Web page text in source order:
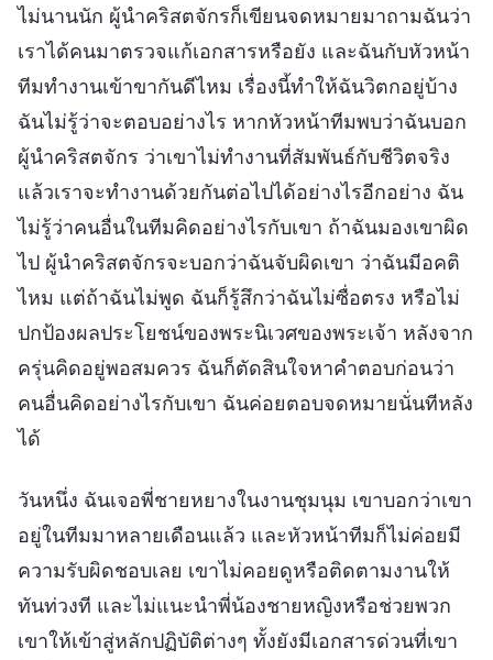
ไม่นานนัก ผู้นำคริสตจักรก็เขียนจดหมายมาถามฉันว่า
เราได้คนมาตรวจแก้เอกสารหรือยัง และฉันกับหัวหน้า
ทีมทำงานเข้าขากันดีไหม เรื่องนี้ทำให้ฉันวิตกอยู่บ้าง
ฉันไม่รู้ว่าจะตอบอย่างไร หากหัวหน้าทีมพบว่าฉันบอก
ผู้นำคริสตจักร ว่าเขาไม่ทำงานที่สัมพันธ์กับชีวิตจริง
แล้วเราจะทำงานด้วยกันต่อไปได้อย่างไรอีกอย่าง ฉัน
ไม่รู้ว่าคนอื่นในทีมคิดอย่างไรกับเขา ถ้าฉันมองเขาผิด
ไป ผู้นำคริสตจักรจะบอกว่าฉันจับผิดเขา ว่าฉันมีอคติ
ไหม แต่ถ้าฉันไม่พูด ฉันก็รู้สึกว่าฉันไม่ซื่อตรง หรือไม่
ปกป้องผลประโยชน์ของพระนิเวศของพระเจ้า หลังจาก
ครุ่นคิดอยู่พอสมควร ฉันก็ตัดสินใจหาคำตอบก่อนว่า
คนอื่นคิดอย่างไรกับเขา ฉันค่อยตอบจดหมายนั่นทีหลัง
ได้
วันหนึ่ง ฉันเจอพี่ชายหยางในงานชุมนุม เขาบอกว่าเขา
อยู่ในทีมมาหลายเดือนแล้ว และหัวหน้าทีมก็ไม่ค่อยมี
ความรับผิดชอบเลย เขาไม่คอยดูหรือติดตามงานให้
ทันท่วงที และไม่แนะนำพี่น้องชายหญิงหรือช่วยพวก
เขาให้เข้าสู่หลักปฏิบัติต่างๆ ทั้งยังมีเอกสารด่วนที่เขา